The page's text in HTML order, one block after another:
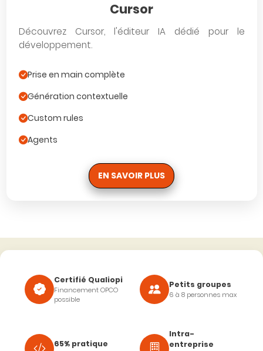
Cursor
Découvrez Cursor, l'éditeur IA dédié pour le
développement.
Prise en main complète
Génération contextuelle
Custom rules
Agents
EN SAVOIR PLUS
Certifié Qualiopi
Financement OPCO
possible
Petits groupes
6 à 8 personnes max
65% pratique
Intra-
entreprise